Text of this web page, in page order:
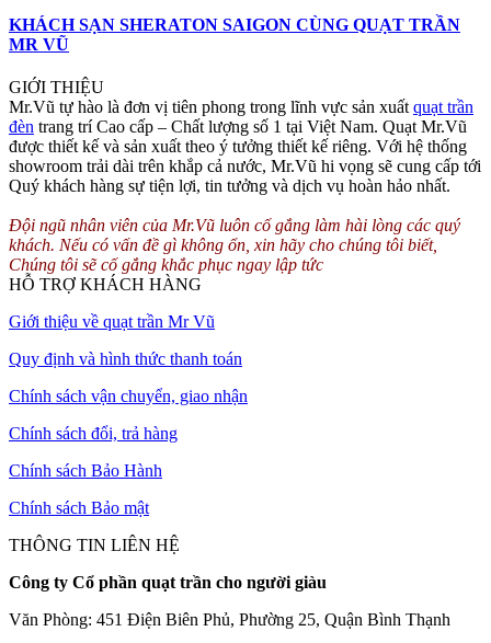
KHÁCH SẠN SHERATON SAIGON CÙNG QUẠT TRẦN
MR VŨ
GIỚI THIỆU
Mr.Vũ tự hào là đơn vị tiên phong trong lĩnh vực sản xuất quạt trần
đèn trang trí Cao cấp – Chất lượng số 1 tại Việt Nam. Quạt Mr.Vũ
được thiết kế và sản xuất theo ý tưởng thiết kế riêng. Với hệ thống
showroom trải dài trên khắp cả nước, Mr.Vũ hi vọng sẽ cung cấp tới
Quý khách hàng sự tiện lợi, tin tưởng và dịch vụ hoàn hảo nhất.
Đội ngũ nhân viên của Mr.Vũ luôn cố gắng làm hài lòng các quý
khách. Nếu có vấn đề gì không ổn, xin hãy cho chúng tôi biết,
Chúng tôi sẽ cố gắng khắc phục ngay lập tức
HỖ TRỢ KHÁCH HÀNG
Giới thiệu về quạt trần Mr Vũ
Quy định và hình thức thanh toán
Chính sách vận chuyển, giao nhận
Chính sách đổi, trả hàng
Chính sách Bảo Hành
Chính sách Bảo mật
THÔNG TIN LIÊN HỆ
Công ty Cổ phần quạt trần cho người giàu
Văn Phòng: 451 Điện Biên Phủ, Phường 25, Quận Bình Thạnh